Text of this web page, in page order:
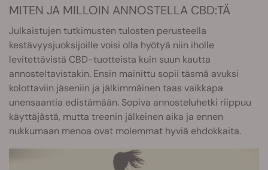
MITEN JA MILLOIN ANNOSTELLA CBD:TÄ
Julkaistujen tutkimusten tulosten perusteella
kestävyysjuoksijoille voisi olla hyötyä niin iholle
levitettävistä CBD-tuotteista kuin suun kautta
annosteltavistakin. Ensin mainittu sopii täsmä avuksi
kolottaviin jäseniin ja jälkimmäinen taas vaikkapa
unensaantia edistämään. Sopiva annosteluhetki riippuu
käyttäjästä, mutta treenin jälkeinen aika ja ennen
nukkumaan menoa ovat molemmat hyviä ehdokkaita.